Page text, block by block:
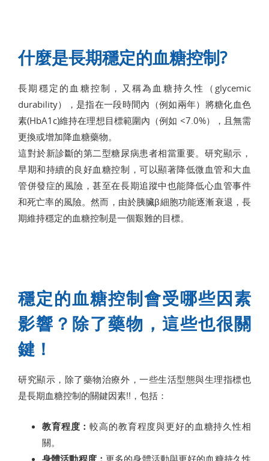
什麼是長期穩定的血糖控制?
長期穩定的血糖控制，又稱為血糖持久性（glycemic
durability），是指在一段時間內（例如兩年）將糖化血色
素(HbA1c)維持在理想目標範圍內（例如 <7.0%），且無需
更換或增加降血糖藥物。
這對於新診斷的第二型糖尿病患者相當重要。研究顯示，
早期和持續的良好血糖控制，可以顯著降低微血管和大血
管併發症的風險，甚至在長期追蹤中也能降低心血管事件
和死亡率的風險。然而，由於胰臟β細胞功能逐漸衰退，長
期維持穩定的血糖控制是一個艱難的目標。
穩定的血糖控制會受哪些因素
影響？除了藥物，這些也很關
鍵！
研究顯示，除了藥物治療外，一些生活型態與生理指標也
是長期血糖控制的關鍵因素!!，包括：
教育程度：較高的教育程度與更好的血糖持久性相
關。
身體活動程度： 更多的身體活動與更好的血糖持久性